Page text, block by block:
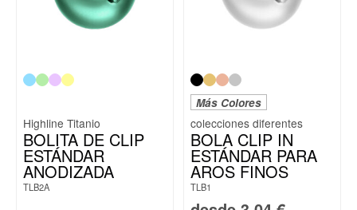
Highline Titanio
BOLITA DE CLIP
ESTÁNDAR
ANODIZADA
TLB2A
Más Colores
BOLA CLIP IN
ESTÁNDAR PARA
AROS FINOS
TLB1